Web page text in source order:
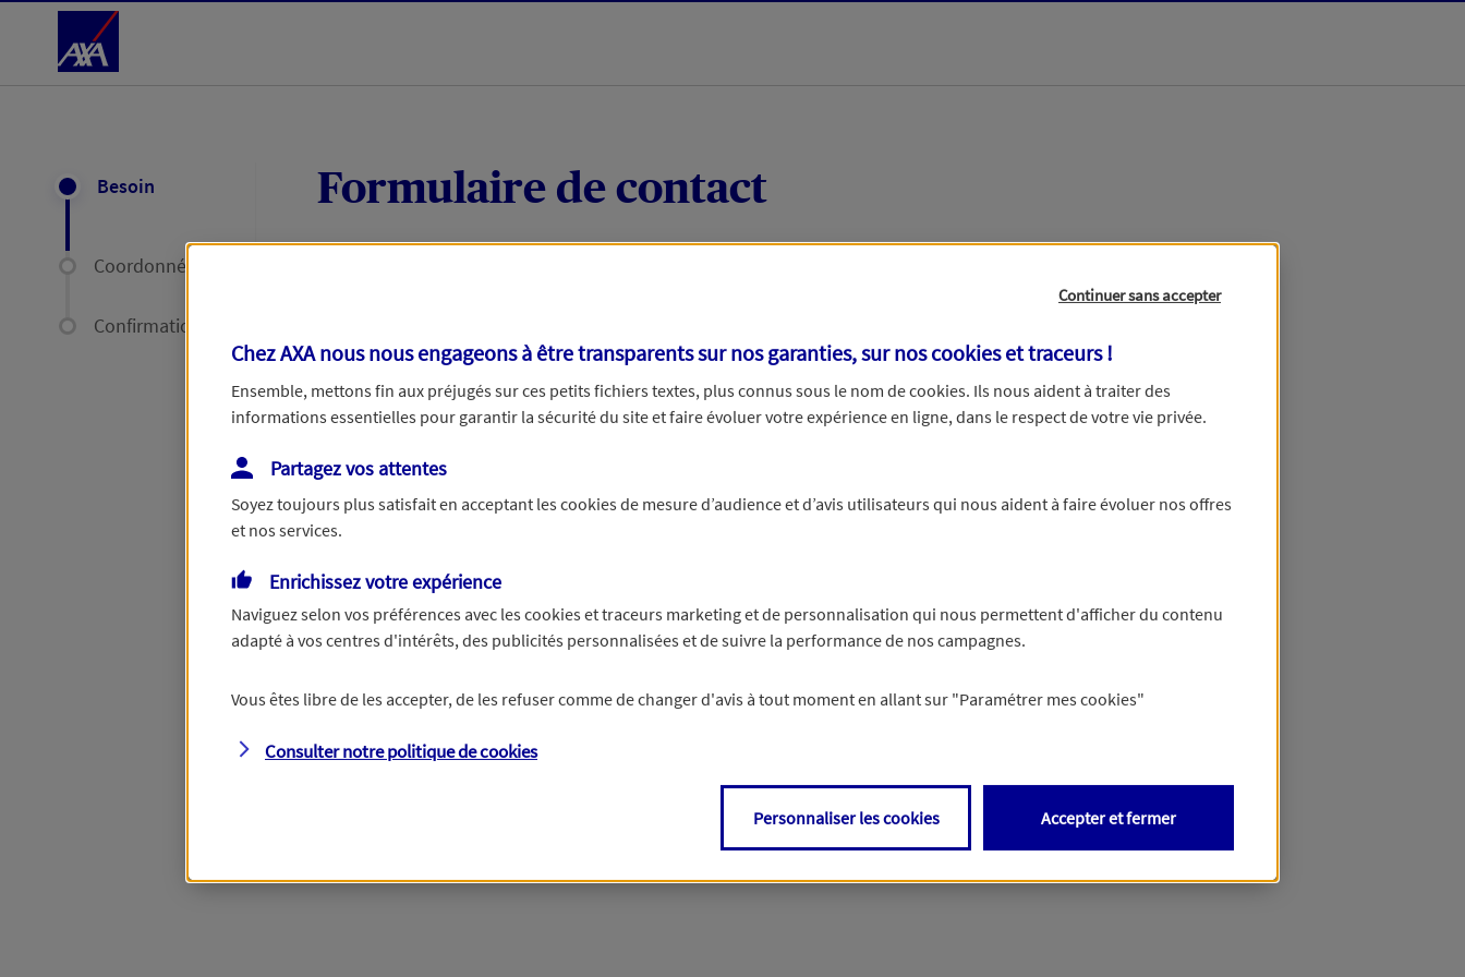
Accéder au Contenu
Besoin
Coordonnées
Confirmation
Formulaire de contact
Votre message :
Vous disposez de droits sur les informations vous concernant. Pour plus d’informations,
Continuer sans accepter
Chez AXA nous nous engageons à être transparents sur nos garanties, sur noscookies et traceurs!
Ensemble, mettons fin aux préjugés sur ces petits fichiers textes, plus connus sous le nom decookies. Ils nous aident à traiter des
informations essentielles pour garantir la sécurité du site et faire évoluer votre expérience en ligne, dans le respect de votre vie privée.
Partagez vos attentes
Soyez toujours plus satisfait en acceptant les cookies de mesure d’audience et d’avis utilisateurs qui nous aident à faire évoluer nos offres
et nos services.
Enrichissez votre expérience
Naviguez selon vos préférences avec les cookies et traceurs marketing et de personnalisation qui nous permettent d'afficher du contenu
adapté à vos centres d'intérêts, des publicités personnalisées et de suivre la performance de nos campagnes.
Vous êtes libre de les accepter, de les refuser comme de changer d'avis à tout moment en allant sur "Paramétrer mes cookies"
Consulter notre politique decookies
Personnaliser les cookies Accepter et fermer